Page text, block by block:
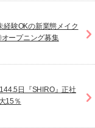
経験OKの新業態メイク
ープニング募集
日『SHIRO』正社
15％